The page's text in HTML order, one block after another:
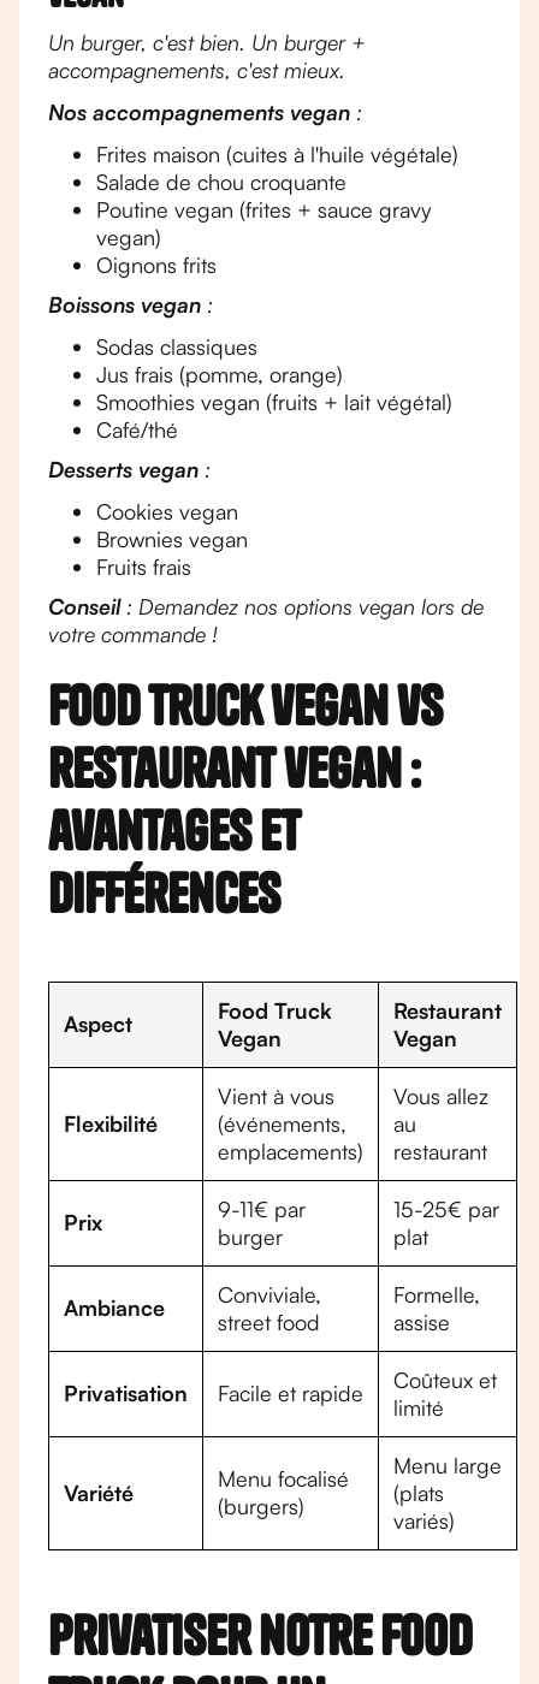
Un burger, c'est bien. Un burger +
accompagnements, c'est mieux.
Nos accompagnements vegan :
Frites maison (cuites à l'huile végétale)
Salade de chou croquante
Poutine vegan (frites + sauce gravy
vegan)
Oignons frits
Boissons vegan :
Sodas classiques
Jus frais (pomme, orange)
Smoothies vegan (fruits + lait végétal)
Café/thé
Desserts vegan :
Cookies vegan
Brownies vegan
Fruits frais
Conseil: Demandez nos options vegan lors de
votre commande !
Food truck vegan vs
restaurant vegan :
avantages et
différences
Aspect
Food Truck
Vegan
Restaurant
Vegan
Flexibilité
Vient à vous
(événements,
emplacements)
Vous allez
au
restaurant
Prix
9-11€ par
burger
15-25€ par
plat
Ambiance
Conviviale,
street food
Formelle,
assise
Privatisation Facile et rapide
Coûteux et
limité
Variété
Menu focalisé
(burgers)
Menu large
(plats
variés)
Privatiser notre food